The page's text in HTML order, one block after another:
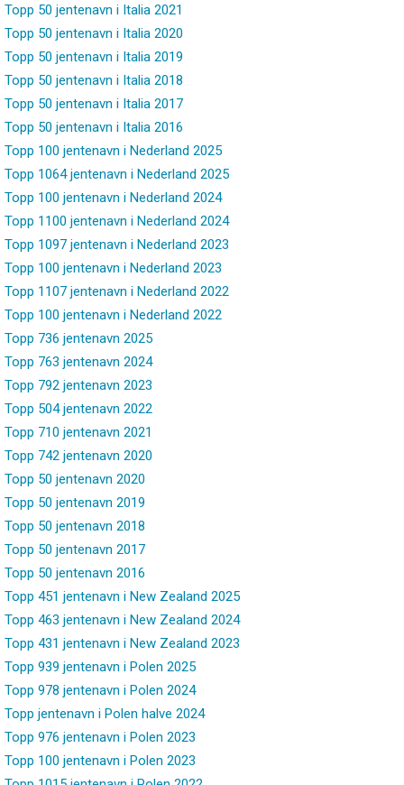
Topp 50 jentenavn i Italia 2021
Topp 50 jentenavn i Italia 2020
Topp 50 jentenavn i Italia 2019
Topp 50 jentenavn i Italia 2018
Topp 50 jentenavn i Italia 2017
Topp 50 jentenavn i Italia 2016
Topp 100 jentenavn i Nederland 2025
Topp 1064 jentenavn i Nederland 2025
Topp 100 jentenavn i Nederland 2024
Topp 1100 jentenavn i Nederland 2024
Topp 1097 jentenavn i Nederland 2023
Topp 100 jentenavn i Nederland 2023
Topp 1107 jentenavn i Nederland 2022
Topp 100 jentenavn i Nederland 2022
Topp 736 jentenavn 2025
Topp 763 jentenavn 2024
Topp 792 jentenavn 2023
Topp 504 jentenavn 2022
Topp 710 jentenavn 2021
Topp 742 jentenavn 2020
Topp 50 jentenavn 2020
Topp 50 jentenavn 2019
Topp 50 jentenavn 2018
Topp 50 jentenavn 2017
Topp 50 jentenavn 2016
Topp 451 jentenavn i New Zealand 2025
Topp 463 jentenavn i New Zealand 2024
Topp 431 jentenavn i New Zealand 2023
Topp 939 jentenavn i Polen 2025
Topp 978 jentenavn i Polen 2024
Topp jentenavn i Polen halve 2024
Topp 976 jentenavn i Polen 2023
Topp 100 jentenavn i Polen 2023